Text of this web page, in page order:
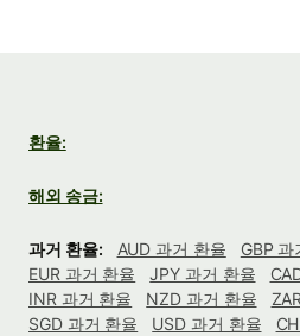
환율:
해외 송금:
과거 환율: AUD 과거 환율 GBP 과
EUR 과거 환율
JPY 과거 환율
INR 과거 환율
NZD 과거 환율
SGD 과거 환율
USD 과거 환율